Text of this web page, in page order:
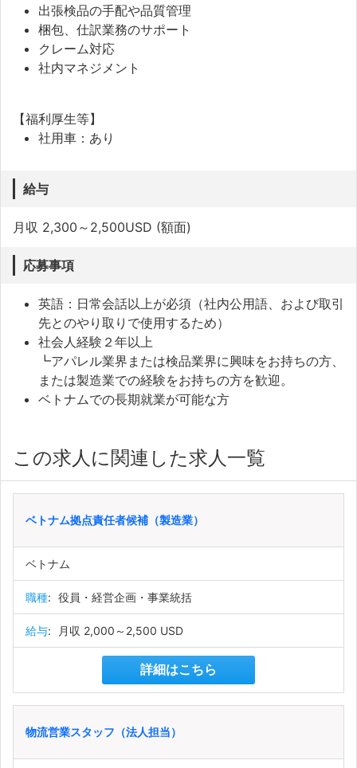
出張検品の手配や品質管理
梱包、仕訳業務のサポート
クレーム対応
社内マネジメント
【福利厚生等】
社用車：あり
給与
月収 2,300～2,500USD (額面)
応募事項
英語：日常会話以上が必須（社内公用語、および取引
先とのやり取りで使用するため）
社会人経験２年以上
┗アパレル業界または検品業界に興味をお持ちの方、
または製造業での経験をお持ちの方を歓迎。
ベトナムでの長期就業が可能な方
この求人に関連した求人一覧
ベトナム拠点責任者候補（製造業）
ベトナム
職種: 役員・経営企画・事業統括
給与: 月収 2,000～2,500 USD
詳細はこちら
物流営業スタッフ（法人担当）